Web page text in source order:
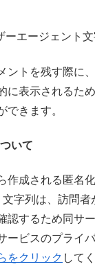
ーエージェント文
ントを残す際に
に表示されるた
できます。
いて
作成される匿名
文字列は、訪問者
認するため同サ
ービスのプライ
をクリック して